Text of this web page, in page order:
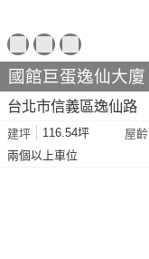
國館巨蛋逸仙大廈
台北市信義區逸仙路
建坪 116.54坪 屋齡
兩個以上車位